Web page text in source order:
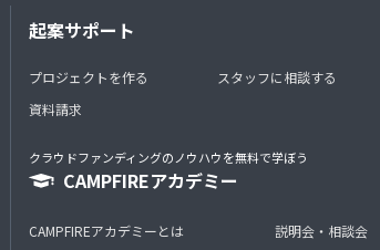
起案サポート
プロジェクトを作る
資料請求
スタッフに相談する
クラウドファンディングのノウハウを無料で学ぼう
CAMPFIREアカデミー
CAMPFIREアカデミーとは
説明会・相談会